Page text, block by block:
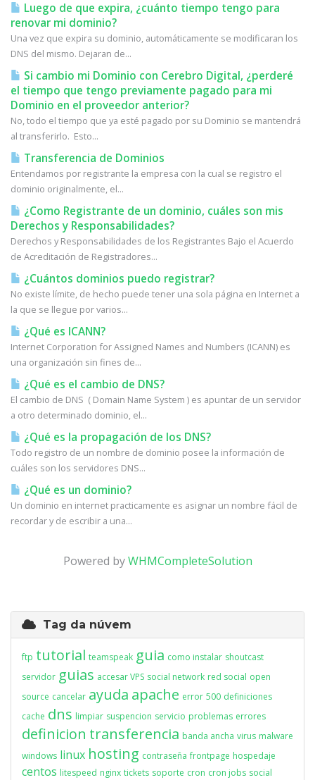
Luego de que expira, ¿cuánto tiempo tengo para
renovar mi dominio?
Una vez que expira su dominio, automáticamente se modificaran los
DNS del mismo. Dejaran de...
Si cambio mi Dominio con Cerebro Digital, ¿perderé
el tiempo que tengo previamente pagado para mi
Dominio en el proveedor anterior?
No, todo el tiempo que ya esté pagado por su Dominio se mantendrá
al transferirlo. Esto...
Transferencia de Dominios
Entendamos por registrante la empresa con la cual se registro el
dominio originalmente, el...
¿Como Registrante de un dominio, cuáles son mis
Derechos y Responsabilidades?
Derechos y Responsabilidades de los Registrantes Bajo el Acuerdo
de Acreditación de Registradores...
¿Cuántos dominios puedo registrar?
No existe límite, de hecho puede tener una sola página en Internet a
la que se llegue por varios...
¿Qué es ICANN?
Internet Corporation for Assigned Names and Numbers (ICANN) es
una organización sin fines de...
¿Qué es el cambio de DNS?
El cambio de DNS ( Domain Name System ) es apuntar de un servidor
a otro determinado dominio, el...
¿Qué es la propagación de los DNS?
Todo registro de un nombre de dominio posee la información de
cuáles son los servidores DNS...
¿Qué es un dominio?
Un dominio en internet practicamente es asignar un nombre fácil de
recordar y de escribir a una...
Powered byWHMCompleteSolution
Tag da núvem
ftp tutorial teamspeak guia como instalar shoutcast
servidor guias accesar VPS social network red social open
source cancelar ayuda apache error 500 definiciones
cache dns limpiar suspencion servicio problemas errores
definicion transferencia banda ancha virus malware
windows linux hosting contraseña frontpage hospedaje
centos litespeed nginx tickets soporte cron cron jobs social